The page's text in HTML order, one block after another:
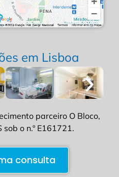
em Lisboa
parceiro O Bloco,
o n.º E161721.
consulta